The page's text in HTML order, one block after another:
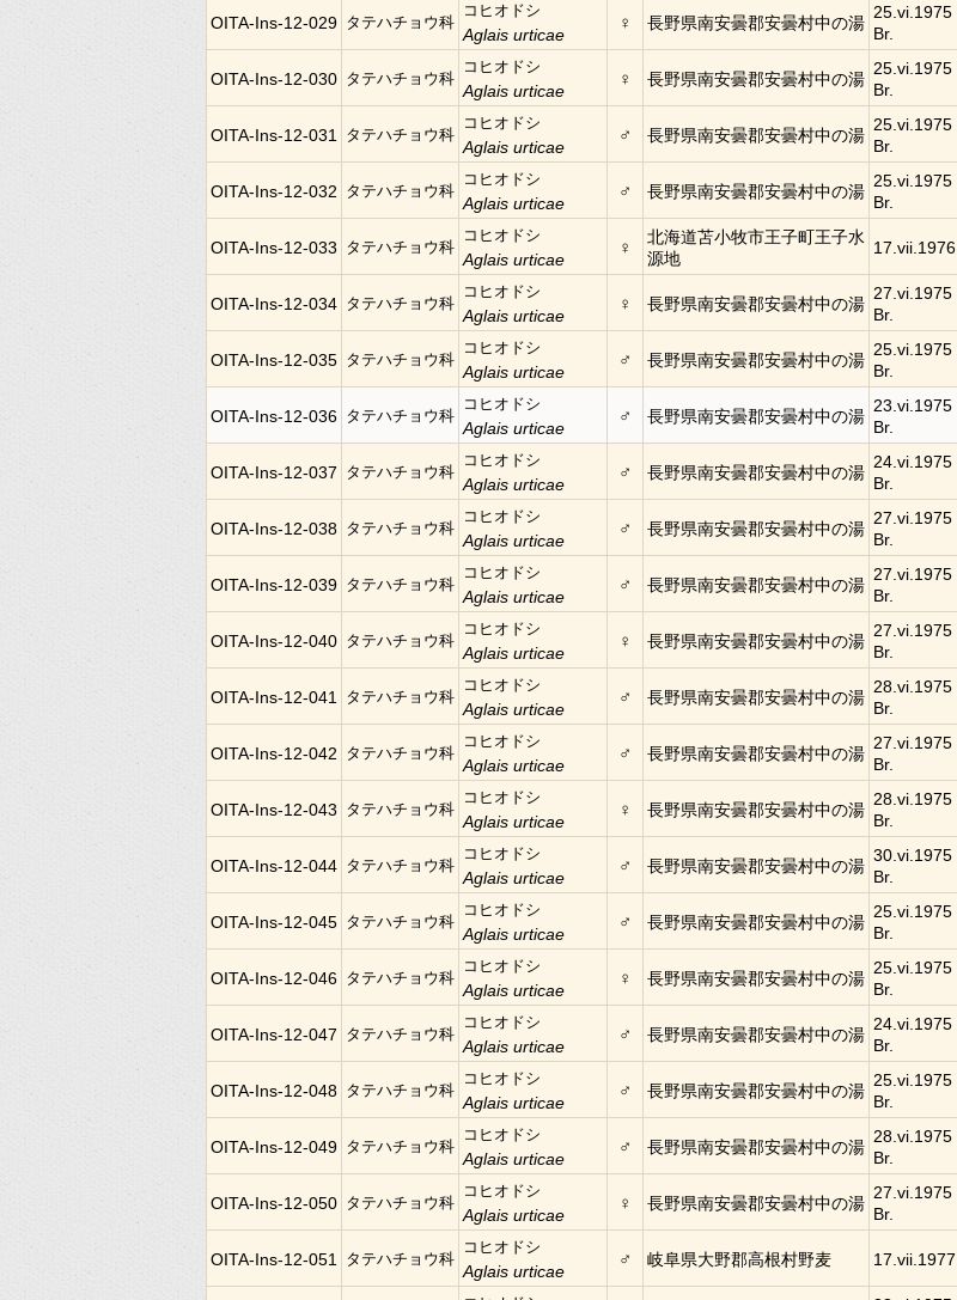
OITA-Ins-12-029 タテハチョウ科
コヒオドシ
Aglais urticae
♀ 長野県南安曇郡安曇村中の湯
25.vi.1975
Br.
OITA-Ins-12-030 タテハチョウ科
コヒオドシ
Aglais urticae
♀ 長野県南安曇郡安曇村中の湯
25.vi.1975
Br.
OITA-Ins-12-031 タテハチョウ科
コヒオドシ
Aglais urticae
♂ 長野県南安曇郡安曇村中の湯
25.vi.1975
Br.
OITA-Ins-12-032 タテハチョウ科
コヒオドシ
Aglais urticae
♂ 長野県南安曇郡安曇村中の湯
25.vi.1975
Br.
OITA-Ins-12-033 タテハチョウ科
コヒオドシ
Aglais urticae
♀
北海道苫小牧市王子町王子水
源地
17.vii.1976
OITA-Ins-12-034 タテハチョウ科
コヒオドシ
Aglais urticae
♀ 長野県南安曇郡安曇村中の湯
27.vi.1975
Br.
OITA-Ins-12-035 タテハチョウ科
コヒオドシ
Aglais urticae
♂ 長野県南安曇郡安曇村中の湯
25.vi.1975
Br.
OITA-Ins-12-036 タテハチョウ科
コヒオドシ
Aglais urticae
♂ 長野県南安曇郡安曇村中の湯
23.vi.1975
Br.
OITA-Ins-12-037 タテハチョウ科
コヒオドシ
Aglais urticae
♂ 長野県南安曇郡安曇村中の湯
24.vi.1975
Br.
OITA-Ins-12-038 タテハチョウ科
コヒオドシ
Aglais urticae
♂ 長野県南安曇郡安曇村中の湯
27.vi.1975
Br.
OITA-Ins-12-039 タテハチョウ科
コヒオドシ
Aglais urticae
♂ 長野県南安曇郡安曇村中の湯
27.vi.1975
Br.
OITA-Ins-12-040 タテハチョウ科
コヒオドシ
Aglais urticae
♀ 長野県南安曇郡安曇村中の湯
27.vi.1975
Br.
OITA-Ins-12-041 タテハチョウ科
コヒオドシ
Aglais urticae
♂ 長野県南安曇郡安曇村中の湯
28.vi.1975
Br.
OITA-Ins-12-042 タテハチョウ科
コヒオドシ
Aglais urticae
♂ 長野県南安曇郡安曇村中の湯
27.vi.1975
Br.
OITA-Ins-12-043 タテハチョウ科
コヒオドシ
Aglais urticae
♀ 長野県南安曇郡安曇村中の湯
28.vi.1975
Br.
OITA-Ins-12-044 タテハチョウ科
コヒオドシ
Aglais urticae
♂ 長野県南安曇郡安曇村中の湯
30.vi.1975
Br.
OITA-Ins-12-045 タテハチョウ科
コヒオドシ
Aglais urticae
♂ 長野県南安曇郡安曇村中の湯
25.vi.1975
Br.
OITA-Ins-12-046 タテハチョウ科
コヒオドシ
Aglais urticae
♀ 長野県南安曇郡安曇村中の湯
25.vi.1975
Br.
OITA-Ins-12-047 タテハチョウ科
コヒオドシ
Aglais urticae
♂ 長野県南安曇郡安曇村中の湯
24.vi.1975
Br.
OITA-Ins-12-048 タテハチョウ科
コヒオドシ
Aglais urticae
♂ 長野県南安曇郡安曇村中の湯
25.vi.1975
Br.
OITA-Ins-12-049 タテハチョウ科
コヒオドシ
Aglais urticae
♂ 長野県南安曇郡安曇村中の湯
28.vi.1975
Br.
OITA-Ins-12-050 タテハチョウ科
コヒオドシ
Aglais urticae
♀ 長野県南安曇郡安曇村中の湯
27.vi.1975
Br.
OITA-Ins-12-051 タテハチョウ科
コヒオドシ
Aglais urticae
♂ 岐阜県大野郡高根村野麦 17.vii.1977